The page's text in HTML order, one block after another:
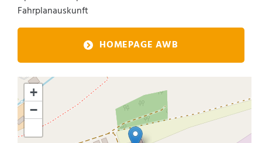
Fahrplanauskunft
HOMEPAGE AWB
+
−